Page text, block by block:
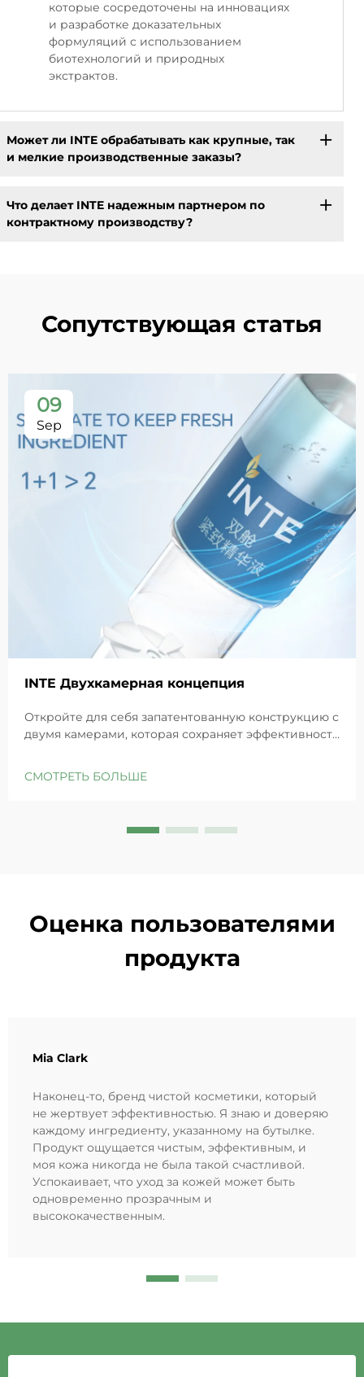
которые сосредоточены на инновациях
и разработке доказательных
формуляций с использованием
биотехнологий и природных
экстрактов.
Может ли INTE обрабатывать как крупные, так
и мелкие производственные заказы?
Что делает INTE надежным партнером по
контрактному производству?
Сопутствующая статья
09
Sep
INTE Двухкамерная концепция
Откройте для себя запатентованную конструкцию с
двумя камерами, которая сохраняет эффективность
восстанавливает барьеры чувствительной кожи.
СМОТРЕТЬ БОЛЬШЕ
Оценка пользователями
продукта
Mia Clark
Наконец-то, бренд чистой косметики, который
не жертвует эффективностью. Я знаю и доверяю
каждому ингредиенту, указанному на бутылке.
Продукт ощущается чистым, эффективным, и
моя кожа никогда не была такой счастливой.
Успокаивает, что уход за кожей может быть
одновременно прозрачным и
высококачественным.